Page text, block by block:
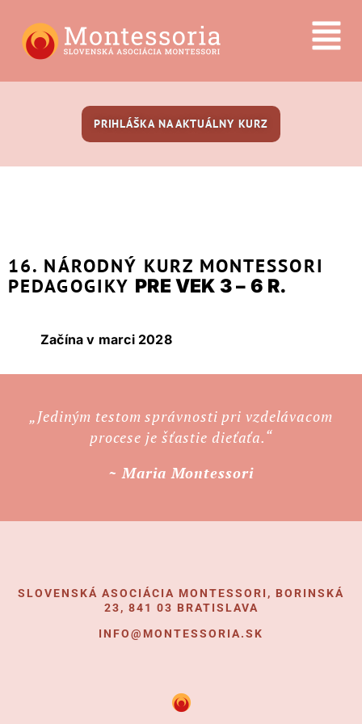
PRIHLÁŠKA NA AKTUÁLNY KURZ
16. NÁRODNÝ KURZ MONTESSORI
PEDAGOGIKY PRE VEK 3 – 6 R.
Začína v marci 2028
„Jediným testom správnosti pri vzdelávacom
procese je šťastie dieťaťa.“
~ Maria Montessori
SLOVENSKÁ ASOCIÁCIA MONTESSORI, BORINSKÁ
23, 841 03 BRATISLAVA
INFO@MONTESSORIA.SK